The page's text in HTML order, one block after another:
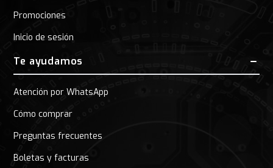
Promociones
Inicio de sesión
Te ayudamos
Atención por WhatsApp
Cómo comprar
Preguntas frecuentes
Boletas y facturas